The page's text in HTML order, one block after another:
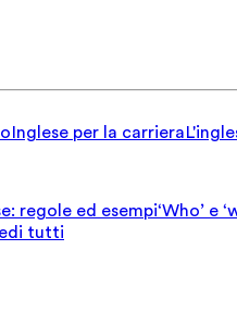
Inglese per la carriera
regole ed esempi‘Who’ e
tutti